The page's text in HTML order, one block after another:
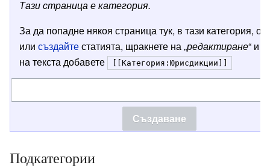
Тази страница е категория.
За да попадне някоя страница тук, в тази категория,
илисъздайтестатията, щракнете на „редактиране“ и
на текста добавете
[[Категория:Юрисдикции]]
Подкатегории